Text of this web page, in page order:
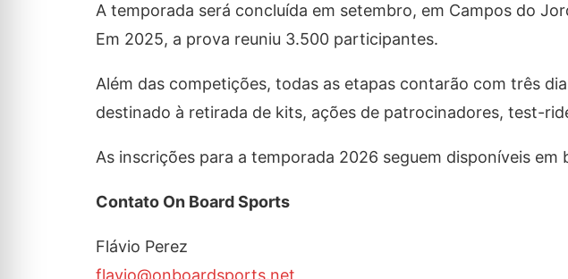
A temporada será concluída em setembro, em Campos do
Em 2025, a prova reuniu 3.500 participantes.
Além das competições, todas as etapas contarão com três
destinado à retirada de kits, ações de patrocinadores, test-
As inscrições para a temporada 2026 seguem disponíveis em
Contato On Board Sports
Flávio Perez
flavio@onboardsports.net